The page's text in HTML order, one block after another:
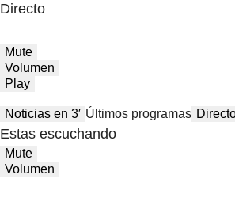
Directo
Mute
Volumen
Play
Noticias en 3′ Últimos programas
Estas escuchando
Mute
Volumen